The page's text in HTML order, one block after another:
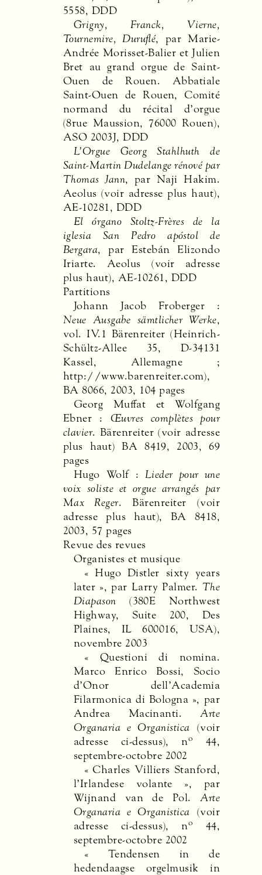
5558, DDD
Grigny, Franck, Vierne,
Tournemire, Duruflé, par Marie-
Andrée Morisset-Balier et Julien
Bret au grand orgue de Saint-
Ouen de Rouen. Abbatiale
Saint-Ouen de Rouen, Comité
normand du récital d’orgue
(8rue Maussion, 76000 Rouen),
ASO 2003J,DDD
L’Orgue Georg Stahlhuth de
Saint-Martin Dudelange rénové par
Thomas Jann, par Naji Hakim.
Aeolus (voir adresse plus haut),
AE-10281, DDD
El órgano Stoltz-Frères de la
iglesia San Pedro apóstol de
Bergara, par Estebán Elizondo
Iriarte. Aeolus (voir adresse
plus haut), AE-10261, DDD
Partitions
Johann Jacob Froberger :
Neue Ausgabe sämtlicher Werke,
vol. IV.1 Bärenreiter (Heinrich-
Schültz-Allee 35, D-34131
Kassel, Allemagne ;
http://www.barenreiter.com),
BA 8066, 2003, 104 pages
Georg Muffat et Wolfgang
Ebner : Œuvres complètes pour
clavier. Bärenreiter (voir adresse
plus haut) BA 8419, 2003, 69
pages
Hugo Wolf : Lieder pour une
voix soliste et orgue arrangés par
Max Reger. Bärenreiter (voir
adresse plus haut), BA 8418,
2003, 57 pages
Revue des revues
Organistes et musique
« Hugo Distler sixty years
later », par Larry Palmer. The
Diapason (380E Northwest
Highway, Suite 200, Des
Plaines, IL 600016, USA),
novembre 2003
« Questioni di nomina.
Marco Enrico Bossi, Socio
d’Onor dell’Academia
Filarmonica di Bologna », par
Andrea Macinanti.Arte
Organaria e Organistica (voir
adresse ci-dessus), no
44,
septembre-octobre 2002
« Charles Villiers Stanford,
l’Irlandese volante », par
Wijnand van de Pol.Arte
Organaria e Organistica (voir
adresse ci-dessus), no
44,
septembre-octobre 2002
« Tendensen in de
hedendaagse orgelmusik in